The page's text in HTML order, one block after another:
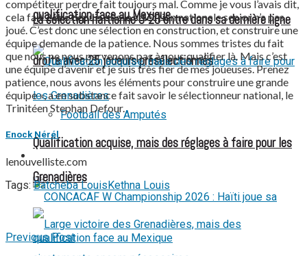
La sélection haïtienne U-20 entre dans sa dernière ligne
droite avec 25 joueurs présélectionnés
Football des Amputés
FOOTBALL FÉMININ
qualification face au Mexique
Qualification acquise, mais des réglages à faire pour les
Grenadières
compétiteur perdre fait toujours mal. Comme je vous l’avais dit,
cela fait 2 ans depuis que la sélection nationale senior n’a pas
joué. C’est donc une sélection en construction, et construire une
équipe demande de la patience. Nous sommes tristes du fait
que nous ne nous parvenons pas à nous qualifier là. Mais c’est
une équipe d’avenir et je suis très fier de mes joueuses. Prenez
patience, nous avons les éléments pour construire une grande
équipe », a en substance fait savoir le sélectionneur national, le
Trinitéen Stephan Defour.
Enock Nérél
lenouvelliste.com
Tags: Batcheba Louis Kethna Louis
Previous Post